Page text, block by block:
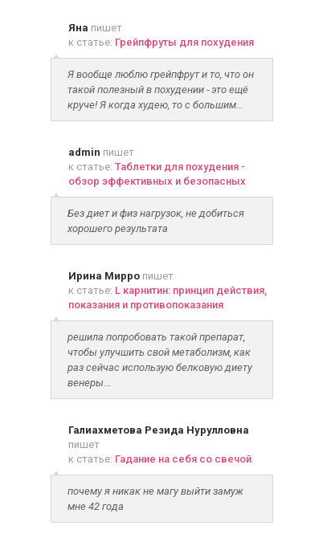
Яна пишет
к статье: Грейпфруты для похудения
Я вообще люблю грейпфрут и то, что он
такой полезный в похудении - это ещё
круче! Я когда худею, то с большим...
admin пишет
к статье: Таблетки для похудения -
обзор эффективных и безопасных
Без диет и физ нагрузок, не добиться
хорошего результата
Ирина Мирропишет
к статье: L карнитин: принцип действия,
показания и противопоказания
решила попробовать такой препарат,
чтобы улучшить свой метаболизм, как
раз сейчас использую белковую диету
венеры...
Галиахметова Резида Нурулловна
пишет
к статье: Гадание на себя со свечой
почему я никак не магу выйти замуж
мне 42 года